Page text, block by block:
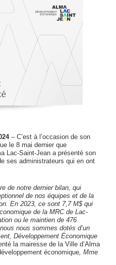
– C’est à l’occasion de son
le 8 mai dernier que
Lac-Saint-Jean a présenté son
ses administrateurs qui en ont
de notre dernier bilan, qui
de nos équipes et de la
En 2023, ce sont 7,7 M$ qui
de la MRC de Lac-
ou le maintien de 476
nous sommes dotés d’un
Développement Économique
la mairesse de la Ville d’Alma
économique, Mme